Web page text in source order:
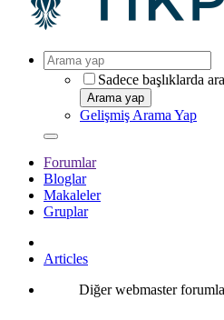
Sadece başlıklarda ara
Arama yap
Gelişmiş Arama Yap
Forumlar
Bloglar
Makaleler
Gruplar
Articles
Diğer webmaster